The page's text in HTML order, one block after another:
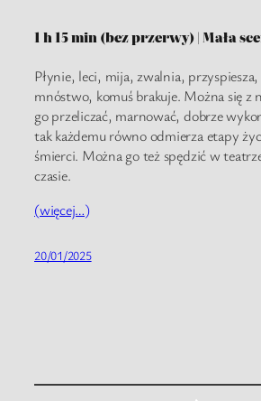
1 h 15 min (bez przerwy) | Mała
Płynie, leci, mija, zwalnia,
mnóstwo, komuś brakuje. Można się z
go przeliczać, marnować, dobrze
tak każdemu równo odmierza etapy
śmierci. Można go też spędzić w
czasie.
(więcej…)
20/01/2025